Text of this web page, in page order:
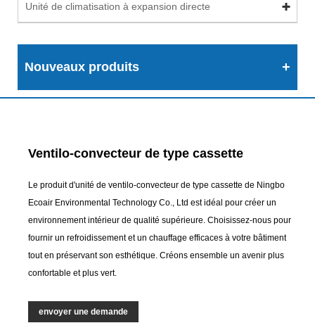
Unité de climatisation à expansion directe
Nouveaux produits
Ventilo-convecteur de type cassette
Le produit d'unité de ventilo-convecteur de type cassette de Ningbo
Ecoair Environmental Technology Co., Ltd est idéal pour créer un
environnement intérieur de qualité supérieure. Choisissez-nous pour
fournir un refroidissement et un chauffage efficaces à votre bâtiment
tout en préservant son esthétique. Créons ensemble un avenir plus
confortable et plus vert.
envoyer une demande